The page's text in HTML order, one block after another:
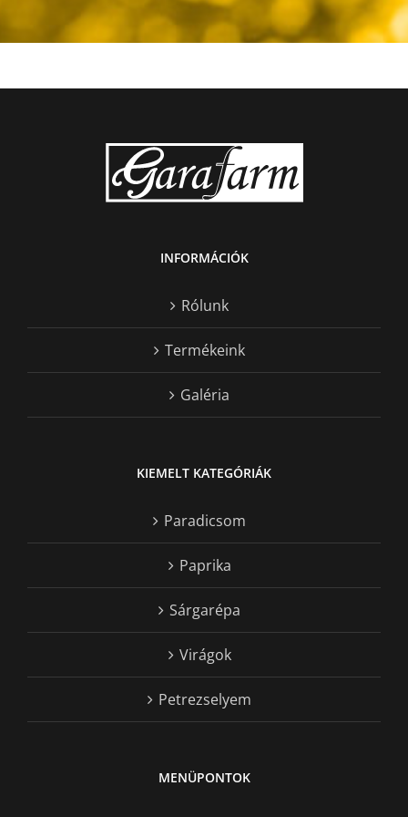
INFORMÁCIÓK
Rólunk
Termékeink
Galéria
KIEMELT KATEGÓRIÁK
Paradicsom
Paprika
Sárgarépa
Virágok
Petrezselyem
MENÜPONTOK